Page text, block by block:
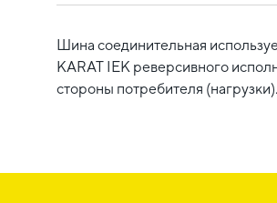
Шина соединительная
KARAT IEK реверсивного
стороны потребителя (нагрузки).